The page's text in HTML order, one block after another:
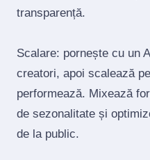
transparență.
Scalare: pornește cu un
creatori, apoi scalează
performează. Mixează
de sezonalitate și
de la public.